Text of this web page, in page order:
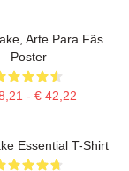
Arte Para Fãs
Poster
- € 42,22
Essential T-Shirt